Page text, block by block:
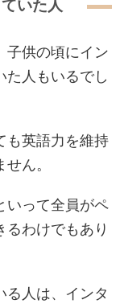
いた人
子供の頃にイン
た人もいるでし
も英語力を維持
ん。
いって全員がペ
るわけでもあり
る人は、インタ